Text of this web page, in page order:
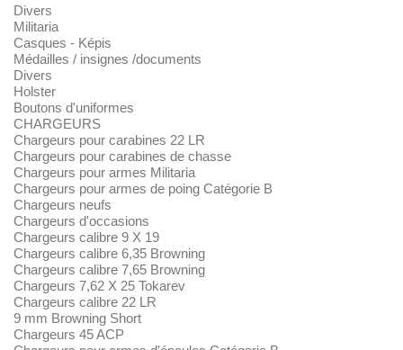
Divers
Militaria
Casques - Képis
Médailles / insignes /documents
Divers
Holster
Boutons d'uniformes
CHARGEURS
Chargeurs pour carabines 22 LR
Chargeurs pour carabines de chasse
Chargeurs pour armes Militaria
Chargeurs pour armes de poing Catégorie B
Chargeurs neufs
Chargeurs d'occasions
Chargeurs calibre 9 X 19
Chargeurs calibre 6,35 Browning
Chargeurs calibre 7,65 Browning
Chargeurs 7,62 X 25 Tokarev
Chargeurs calibre 22 LR
9 mm Browning Short
Chargeurs 45 ACP